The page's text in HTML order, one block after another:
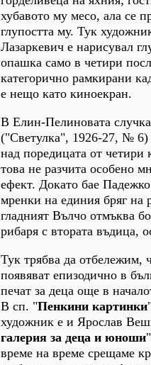
хубавото му месо, ала се
глупостта му. Тук
Лазаркевич е нарисувал
опашка само в четири
категорично рамкирани
е нещо като киноекран.
В Елин-Пелиновата
("Светулка", 1926-27, № 6)
над поредицата от четири
това не разчита особено
ефект. Докато бае
мренки на единия бряг на
гладният Вълчо отмъква
рибаря с втората въдица,
Тук трябва да отбележим,
появяват епизодично в
печат за деца още в
В сп. "Пенкини картинки
художник е и Ярослав
галерия за деца и юноши
време на време срещаме